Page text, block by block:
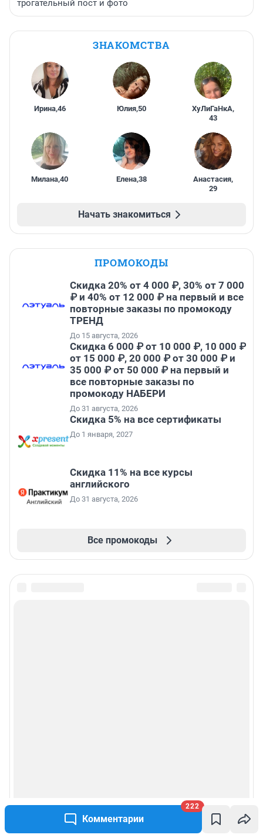
Комментарии
222
трогательный пост и фото
ЗНАКОМСТВА
Ирина,46 Юлия,50 ХуЛиГаНкА,
43
Милана,40 Елена,38 Анастасия,
29
Начать знакомиться
ПРОМОКОДЫ
Скидка 20% от 4 000 ₽, 30% от 7 000
₽ и 40% от 12 000 ₽ на первый и все
повторные заказы по промокоду
ТРЕНД
До 15 августа, 2026
Скидка 6 000 ₽ от 10 000 ₽, 10 000 ₽
от 15 000 ₽, 20 000 ₽ от 30 000 ₽ и
35 000 ₽ от 50 000 ₽ на первый и
все повторные заказы по
промокоду НАБЕРИ
До 31 августа, 2026
Скидка 5% на все сертификаты
До 1 января, 2027
Скидка 11% на все курсы
английского
До 31 августа, 2026
Все промокоды